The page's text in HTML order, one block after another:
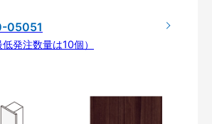
05051
発注数量は10個）